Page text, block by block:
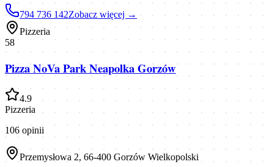
794 736 142Zobacz więcej →
Pizzeria
58
Pizza NoVa Park Neapolka Gorzów
4.9
Pizzeria
106 opinii
Przemysłowa 2, 66-400 Gorzów Wielkopolski